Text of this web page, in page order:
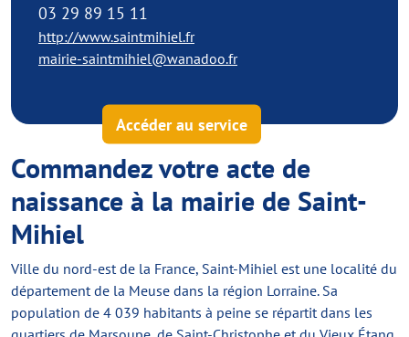
03 29 89 15 11
http://www.saintmihiel.fr
mairie-saintmihiel@wanadoo.fr
Accéder au service
Commandez votre acte de
naissance à la mairie de Saint-
Mihiel
Ville du nord-est de la France, Saint-Mihiel est une localité du
département de la Meuse dans la région Lorraine. Sa
population de 4 039 habitants à peine se répartit dans les